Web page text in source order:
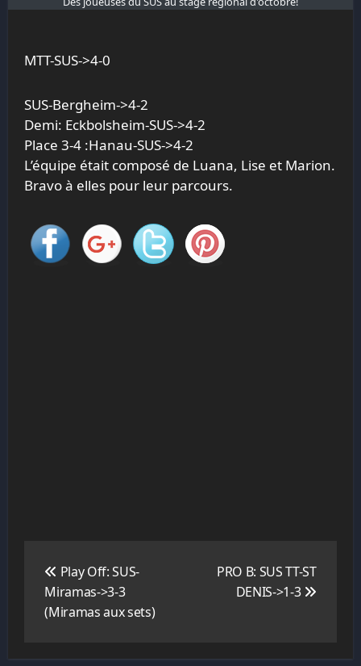
MTT-SUS->4-0
SUS-Bergheim->4-2
Demi: Eckbolsheim-SUS->4-2
Place 3-4 :Hanau-SUS->4-2
L’équipe était composé de Luana, Lise et Marion.
Bravo à elles pour leur parcours.
l’article
Play Off: SUS-
Miramas->3-3
(Miramas aux sets)
PRO B: SUS TT-ST
DENIS->1-3